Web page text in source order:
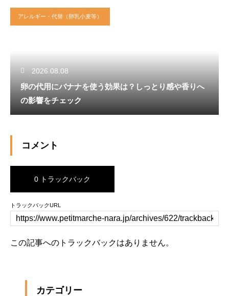
アレルギー・代替（卵乳小麦等）
2026.08.08
卵の代用にバナナを使う効果は？しっとり感や香りへ
の影響をチェック
コメント
0 トラックバック
トラックバックURL
この記事へのトラックバックはありません。
カテゴリー